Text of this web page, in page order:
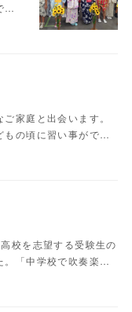
…
家庭と出会います。
もの頃に習い事がで…
校を志望する受験生の
。「中学校で吹奏楽…